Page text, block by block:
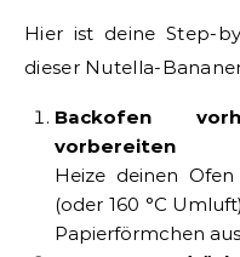
Hier ist deine Step-
dieser Nutella-
Backofen
vorbereiten
Heize deinen
(oder 160 °C
Papierförmchen